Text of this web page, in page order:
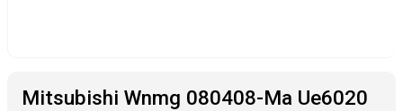
Mitsubishi Wnmg 080408-Ma Ue6020